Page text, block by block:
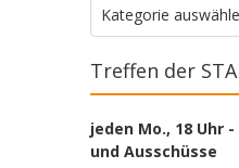
Kategorien
Kategorie
Treffen der
jeden Mo., 18 Uhr
und Ausschüsse